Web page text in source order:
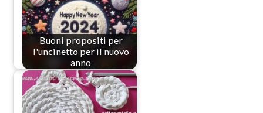
Buoni propositi per
l'uncinetto per il nuovo
anno